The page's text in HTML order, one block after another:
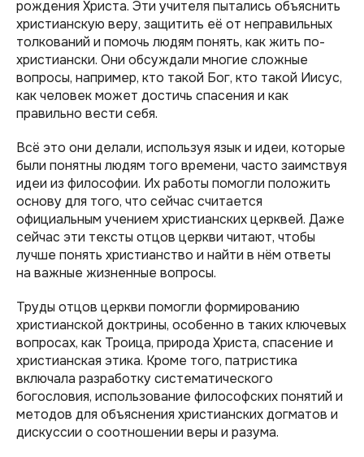
рождения Христа. Эти учителя пытались объяснить
христианскую веру, защитить её от неправильных
толкований и помочь людям понять, как жить по-
христиански. Они обсуждали многие сложные
вопросы, например, кто такой Бог, кто такой Иисус,
как человек может достичь спасения и как
правильно вести себя.
Всё это они делали, используя язык и идеи, которые
были понятны людям того времени, часто заимствуя
идеи из философии. Их работы помогли положить
основу для того, что сейчас считается
официальным учением христианских церквей. Даже
сейчас эти тексты отцов церкви читают, чтобы
лучше понять христианство и найти в нём ответы
на важные жизненные вопросы.
Труды отцов церкви помогли формированию
христианской доктрины, особенно в таких ключевых
вопросах, как Троица, природа Христа, спасение и
христианская этика. Кроме того, патристика
включала разработку систематического
богословия, использование философских понятий и
методов для объяснения христианских догматов и
дискуссии о соотношении веры и разума.